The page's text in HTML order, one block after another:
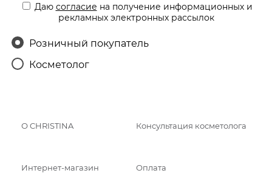
Даю согласие на получение информационных и
рекламных электронных рассылок
Розничный покупатель
Косметолог
О CHRISTINA Консультация косметолога
Интернет-магазин Оплата